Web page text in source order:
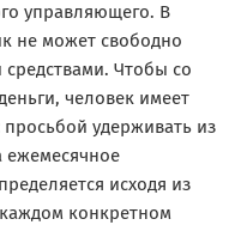
управляющего. В
не может свободно
Чтобы со
человек имеет
просьбой удерживать из
ежемесячное
исходя из
конкретном